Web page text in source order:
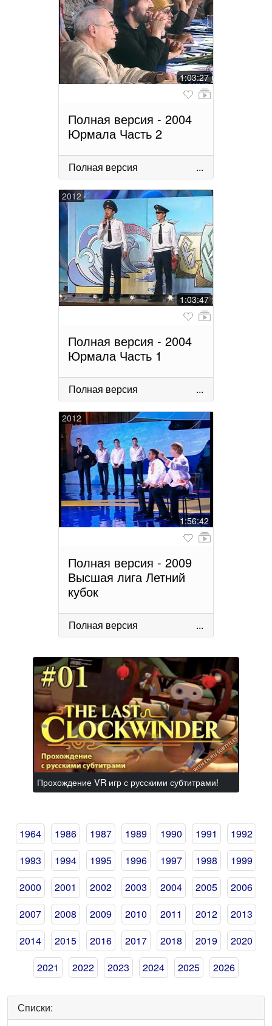
1:03:27
Полная версия - 2004
Юрмала Часть 2
Полная версия ...
2012
1:03:47
Полная версия - 2004
Юрмала Часть 1
Полная версия ...
2012
1:56:42
Полная версия - 2009
Высшая лига Летний
кубок
Полная версия ...
Прохождение VR игр с русскими субтитрами!
1964 1986 1987 1989 1990 1991
1992
1993
1994 1995 1996 1997 1998
1999
2000
2001 2002 2003 2004 2005
2006
2007
2008 2009 2010 2011 2012
2013
2014
2015 2016 2017 2018 2019
2020
2021
2022 2023 2024 2025 2026
Списки: